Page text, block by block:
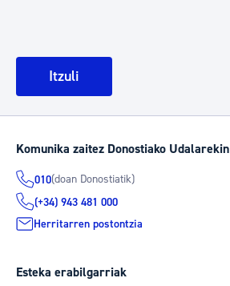
Itzuli
Komunika zaitez Donostiako Udalarekin
010(doan Donostiatik)
(+34) 943 481 000
Herritarren postontzia
Esteka erabilgarriak